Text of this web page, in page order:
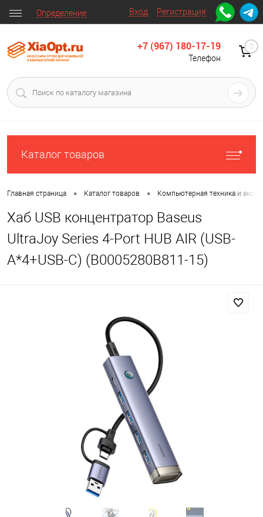
Вход Регистрация
Определение
+7 (967) 180-17-19
Телефон
0
Каталог товаров
Главная страница • Каталог товаров • Компьютерная техника и
Хаб USB концентратор Baseus
UltraJoy Series 4-Port HUB AIR (USB-
A*4+USB-C) (B0005280B811-15)